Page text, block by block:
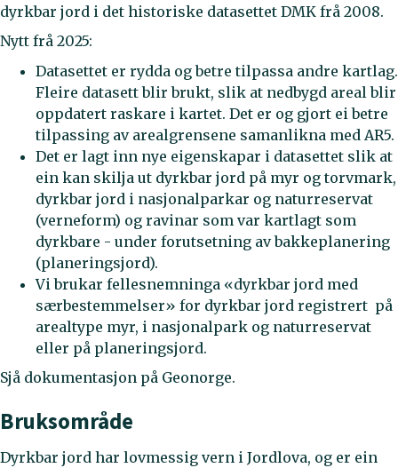
dyrkbar jord i det historiske datasettet DMK frå 2008.
Nytt frå 2025:
Datasettet er rydda og betre tilpassa andre kartlag.
Fleire datasett blir brukt, slik at nedbygd areal blir
oppdatert raskare i kartet. Det er og gjort ei betre
tilpassing av arealgrensene samanlikna med AR5.
Det er lagt inn nye eigenskapar i datasettet slik at
ein kan skilja ut dyrkbar jord på myr og torvmark,
dyrkbar jord i nasjonalparkar og naturreservat
(verneform) og ravinar som var kartlagt som
dyrkbare - under forutsetning av bakkeplanering
(planeringsjord).
Vi brukar fellesnemninga «dyrkbar jord med
særbestemmelser» for dyrkbar jord registrert på
arealtype myr, i nasjonalpark og naturreservat
eller på planeringsjord.
Sjå dokumentasjon på Geonorge.
Bruksområde
Dyrkbar jord har lovmessig vern i Jordlova, og er ein